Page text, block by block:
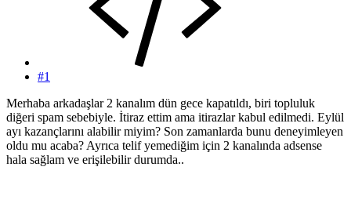
#1
Merhaba arkadaşlar 2 kanalım dün gece kapatıldı, biri topluluk
diğeri spam sebebiyle. İtiraz ettim ama itirazlar kabul edilmedi. Eylül
ayı kazançlarını alabilir miyim? Son zamanlarda bunu deneyimleyen
oldu mu acaba? Ayrıca telif yemediğim için 2 kanalında adsense
hala sağlam ve erişilebilir durumda..